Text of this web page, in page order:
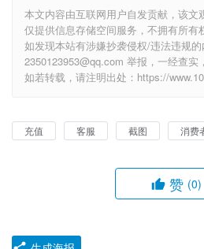
本文内容由互联网用户自发贡献，该文
仅提供信息存储空间服务，不拥有所有
如发现本站有涉嫌抄袭侵权/违法违规
2350123953@qq.com 举报，一经查实
如若转载，请注明出处：https://
充值 客服 截图 消费
赞 (0)